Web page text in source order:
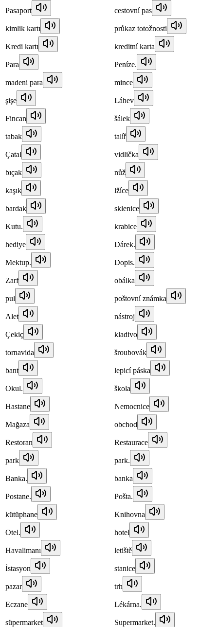
Pasaport cestovní pas
kimlik kartı průkaz totožnosti
Kredi kartı kreditní karta
Para Peníze.
madeni para mince
şişe Láhev
Fincan šálek
tabak talíř
Çatal vidlička
bıçak nůž
kaşık lžíce
bardak sklenice
Kutu. krabice
hediye Dárek.
Mektup. Dopis.
Zarf obálka
pul poštovní známka
Alet nástroj
Çekiç kladivo
tornavida šroubovák
bant lepicí páska
Okul. škola
Hastane Nemocnice
Mağaza obchod
Restoran Restaurace
park park.
Banka. banka
Postane. Pošta.
kütüphane Knihovna
Otel. hotel
Havalimanı letiště
İstasyon stanice
pazar trh
Eczane Lékárna.
süpermarket Supermarket.